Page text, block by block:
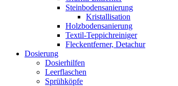
Steinbodensanierung
Kristallisation
Holzbodensanierung
Textil-Teppichreiniger
Fleckentferner, Detachur
Dosierung
Dosierhilfen
Leerflaschen
Sprühköpfe